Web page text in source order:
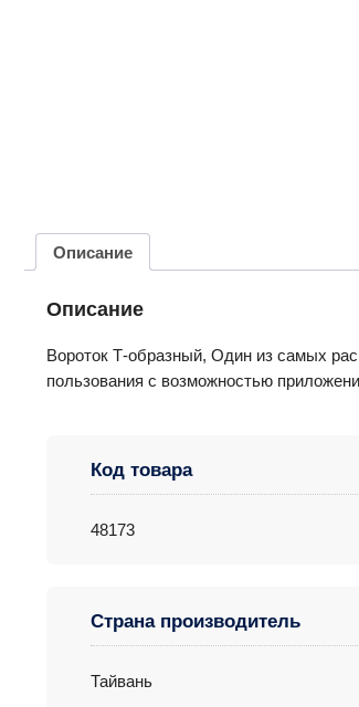
Описание
Описание
Вороток Т-образный, Один из самых
пользования с возможностью
Код товара
48173
Страна производитель
Тайвань